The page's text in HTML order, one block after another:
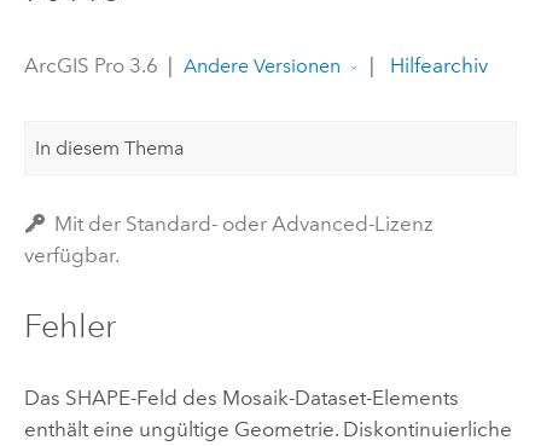
ArcGIS Pro 3.6 Andere Versionen Hilfearchiv
In diesem Thema
Mit der Standard- oder Advanced-Lizenz
verfügbar.
Fehler
Das SHAPE-Feld des Mosaik-Dataset-Elements
enthält eine ungültige Geometrie. Diskontinuierliche